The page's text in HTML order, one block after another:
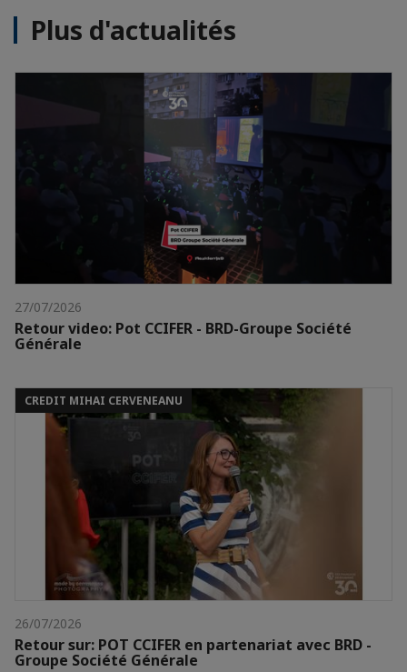
Plus d'actualités
27/07/2026
Retour video: Pot CCIFER - BRD-Groupe Société
Générale
CREDIT MIHAI CERVENEANU
26/07/2026
Retour sur: POT CCIFER en partenariat avec BRD -
Groupe Société Générale